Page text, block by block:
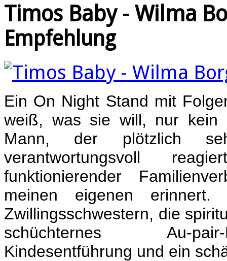
Timos Baby - Wilma
Empfehlung
Ein On Night Stand mit
weiß, was sie will, nur kein
Mann, der plötzlich
verantwortungsvoll
funktionierender
meinen eigenen
Zwillingsschwestern, die
schüchternes Au-
Kindesentführung und ein